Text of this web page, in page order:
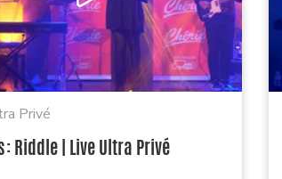
Privé
: Riddle | Live Ultra Privé